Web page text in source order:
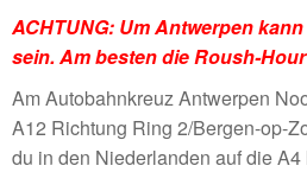
ACHTUNG: Um Antwerpen
sein. Am besten die Roush-
Am Autobahnkreuz Antwerpen
A12 Richtung Ring 2/Bergen-op-
du in den Niederlanden auf die A4